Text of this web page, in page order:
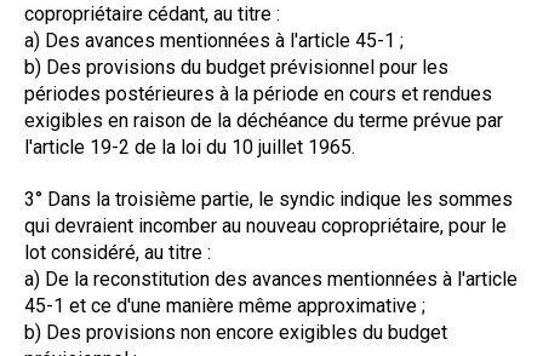
copropriétaire cédant, au titre :
a) Des avances mentionnées à l'article 45-1 ;
b) Des provisions du budget prévisionnel pour les
périodes postérieures à la période en cours et rendues
exigibles en raison de la déchéance du terme prévue par
l'article 19-2 de la loi du 10 juillet 1965.
3° Dans la troisième partie, le syndic indique les sommes
qui devraient incomber au nouveau copropriétaire, pour le
lot considéré, au titre :
a) De la reconstitution des avances mentionnées à l'article
45-1 et ce d'une manière même approximative ;
b) Des provisions non encore exigibles du budget